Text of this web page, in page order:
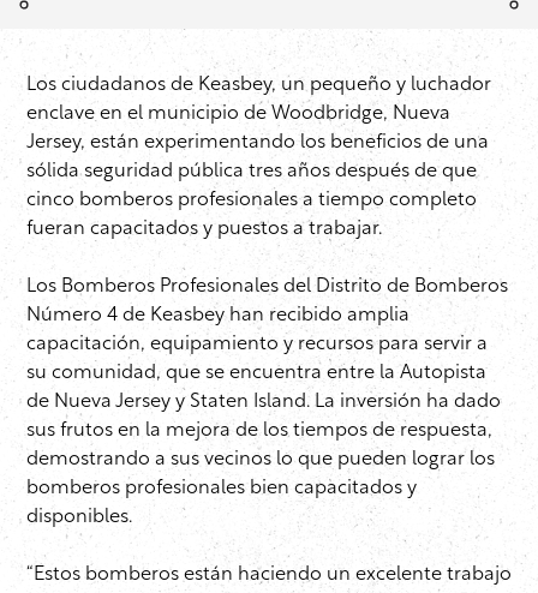
Los ciudadanos de Keasbey, un pequeño y luchador
enclave en el municipio de Woodbridge, Nueva
Jersey, están experimentando los beneficios de una
sólida seguridad pública tres años después de que
cinco bomberos profesionales a tiempo completo
fueran capacitados y puestos a trabajar.
Los Bomberos Profesionales del Distrito de Bomberos
Número 4 de Keasbey han recibido amplia
capacitación, equipamiento y recursos para servir a
su comunidad, que se encuentra entre la Autopista
de Nueva Jersey y Staten Island. La inversión ha dado
sus frutos en la mejora de los tiempos de respuesta,
demostrando a sus vecinos lo que pueden lograr los
bomberos profesionales bien capacitados y
disponibles.
“Estos bomberos están haciendo un excelente trabajo